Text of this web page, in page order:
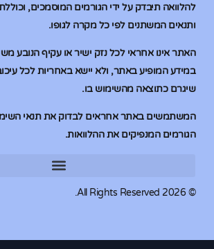
להלוואה תיבדק על ידי הגורמים המוסמכים, וכוללת
ותנאים המשתנים לפי כל מקרה לגופו.
האתר אינו אחראי לכל נזק ישיר או עקיף הנובע
במידע המופיע באתר, ולא יישא באחריות לכל
שיגרם כתוצאה מהשימוש בו.
המשתמשים באתר אחראים לבדוק את תנאי
הגורמים המנפיקים את ההלוואות.
© 2026 All Rights Reserved.